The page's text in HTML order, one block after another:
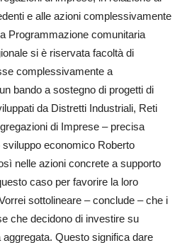
e alle azioni complessivamente
Programmazione comunitaria
si è riservata facoltà di
complessivamente a
bando a sostegno di progetti di
da Distretti Industriali, Reti
di Imprese – precisa
sviluppo economico Roberto
nelle azioni concrete a supporto
caso per favorire la loro
sottolineare – conclude – che i
che decidono di investire su
Questo signi­fica dare